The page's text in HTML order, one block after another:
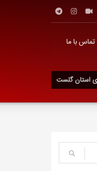
تماس با ما